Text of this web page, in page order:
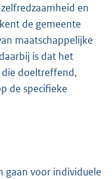
en
de gemeente
maatschappelijke
is dat het
doeltreffend,
de specifieke
gaan voor individuele